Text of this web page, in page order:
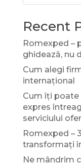
Recent
Romexped –
ghidează, nu
Cum alegi
internațional
Cum îți
expres
serviciului
Romexped –
transformați
Ne mândrim